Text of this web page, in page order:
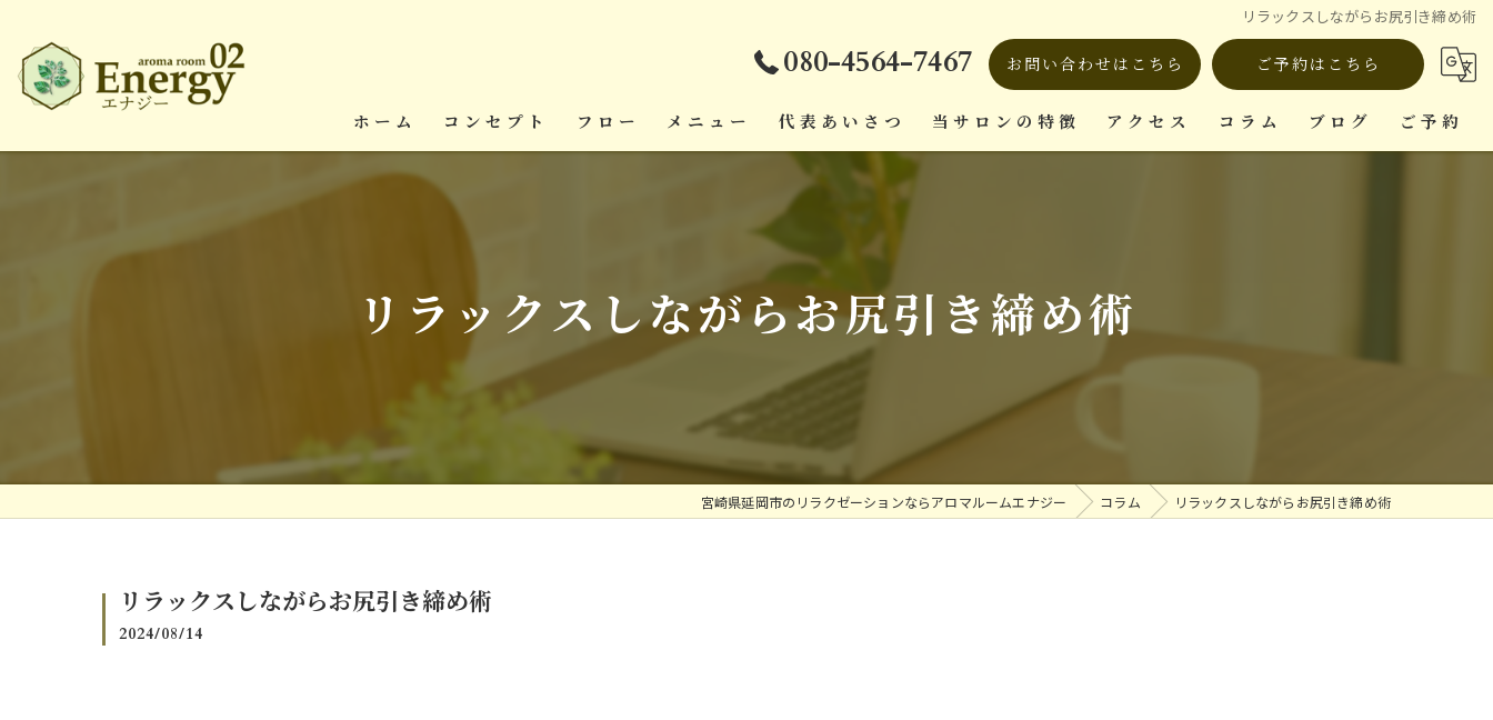
リラックスしながらお尻引き締め術
080-4564-7467 お問い合わせはこちら ご予約はこちら
ホーム コンセプト フロー メニュー 代表あいさつ 当サロンの特徴
疲労回復
アクセス コラム ブログ ご予約
リラックスしながらお尻引き締め術
宮崎県延岡市のリラクゼーションならアロマルームエナジー コラム リラックスしながらお尻引き締め術
リラックスしながらお尻引き締め術
2024/08/14